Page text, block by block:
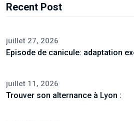
Recent Post
juillet 27, 2026
Episode de canicule: adaptation
juillet 11, 2026
Trouver son alternance à Lyon :